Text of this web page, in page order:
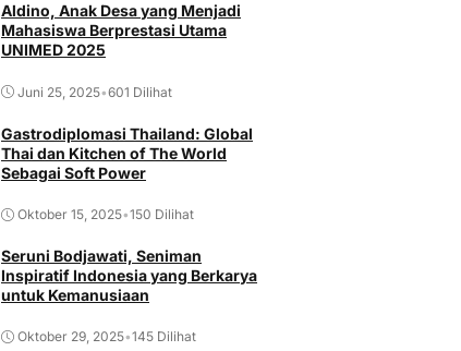
Aldino, Anak Desa yang Menjadi
Mahasiswa Berprestasi Utama
UNIMED 2025
Juni 25, 2025•601 Dilihat
Gastrodiplomasi Thailand: Global
Thai dan Kitchen of The World
Sebagai Soft Power
Oktober 15, 2025•150 Dilihat
Seruni Bodjawati, Seniman
Inspiratif Indonesia yang Berkarya
untuk Kemanusiaan
Oktober 29, 2025•145 Dilihat